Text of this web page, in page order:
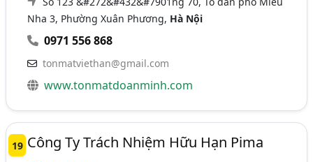
Nha 3, Phường Xuân Phương, Hà Nội
0971 556 868
tonmatviethan@gmail.com
www.tonmatdoanminh.com
19 Công Ty Trách Nhiệm Hữu Hạn Pima